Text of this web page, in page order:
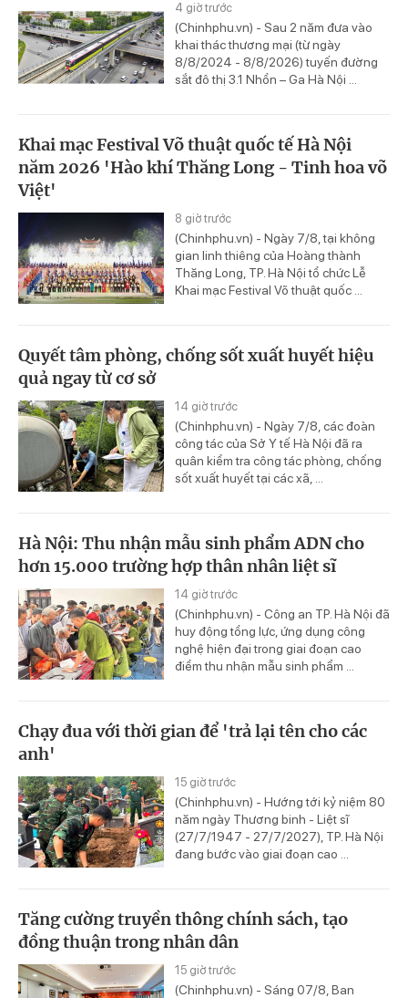
4 giờ trước
(Chinhphu.vn) - Sau 2 năm đưa vào
khai thác thương mại (từ ngày
8/8/2024 - 8/8/2026) tuyến đường
sắt đô thị 3.1 Nhổn – Ga Hà Nội ...
Khai mạc Festival Võ thuật quốc tế Hà Nội
năm 2026 'Hào khí Thăng Long - Tinh hoa võ
Việt'
8 giờ trước
(Chinhphu.vn) - Ngày 7/8, tại không
gian linh thiêng của Hoàng thành
Thăng Long, TP. Hà Nội tổ chức Lễ
Khai mạc Festival Võ thuật quốc ...
Quyết tâm phòng, chống sốt xuất huyết hiệu
quả ngay từ cơ sở
14 giờ trước
(Chinhphu.vn) - Ngày 7/8, các đoàn
công tác của Sở Y tế Hà Nội đã ra
quân kiểm tra công tác phòng, chống
sốt xuất huyết tại các xã, ...
Hà Nội: Thu nhận mẫu sinh phẩm ADN cho
hơn 15.000 trường hợp thân nhân liệt sĩ
14 giờ trước
(Chinhphu.vn) - Công an TP. Hà Nội đã
huy động tổng lực, ứng dụng công
nghệ hiện đại trong giai đoạn cao
điểm thu nhận mẫu sinh phẩm ...
Chạy đua với thời gian để 'trả lại tên cho các
anh'
15 giờ trước
(Chinhphu.vn) - Hướng tới kỷ niệm 80
năm ngày Thương binh - Liệt sĩ
(27/7/1947 - 27/7/2027), TP. Hà Nội
đang bước vào giai đoạn cao ...
Tăng cường truyền thông chính sách, tạo
đồng thuận trong nhân dân
15 giờ trước
(Chinhphu.vn) - Sáng 07/8, Ban